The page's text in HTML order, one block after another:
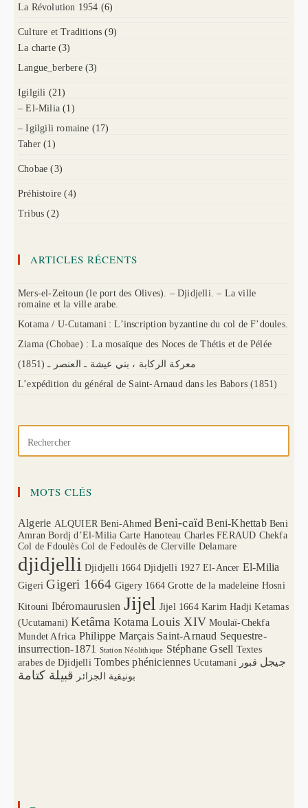
La Révolution 1954 (6)
Culture et Traditions (9)
La charte (3)
Langue_berbere (3)
Igilgili (21)
– El-Milia (1)
– Igilgili romaine (17)
Taher (1)
Chobae (3)
Préhistoire (4)
Tribus (2)
ARTICLES RÉCENTS
Mers-el-Zeitoun (le port des Olives). – Djidjelli. – La ville
romaine et la ville arabe.
Kotama / U-Cutamani : L’inscription byzantine du col de F’doules.
Ziama (Chobae) : La mosaïque des Noces de Thétis et de Pélée
(1851) معركة الركابة ، بني عيشة ـ العنصر ـ
L’expédition du général de Saint-Arnaud dans les Babors (1851)
MOTS CLÉS
Algerie ALQUIER Beni-Ahmed Beni-caïd Beni-Khettab Beni
Amran Bordj d’El-Milia Carte Hanoteau Charles FERAUD Chekfa
Col de Fdoulès Col de Fedoulès de Clerville Delamare
djidjelli Djidjelli 1664 Djidjelli 1927 El-Ancer El-Milia
Gigeri Gigeri 1664 Gigery 1664 Grotte de la madeleine Hosni
Kitouni Ibéromaurusien Jijel Jijel 1664 Karim Hadji Ketamas
(Ucutamani) Ketâma Kotama Louis XIV Moulaï-Chekfa
Mundet Africa Philippe Marçais Saint-Arnaud Sequestre-
insurrection-1871
Station Néolithique Stéphane Gsell Textes
arabes de Djidjelli Tombes phéniciennes Ucutamani جيجل قبور
بونيقية الجزائر قبيلة كتامة